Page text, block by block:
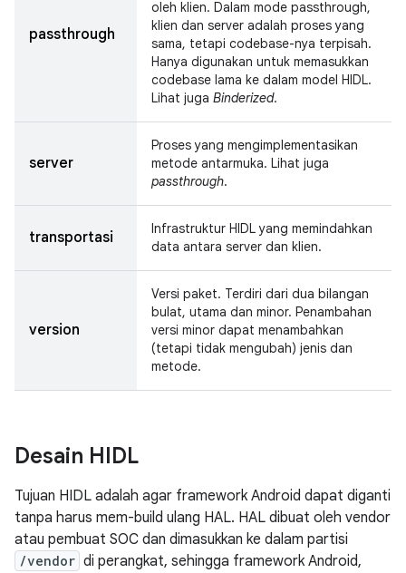
passthrough
oleh klien. Dalam mode passthrough,
klien dan server adalah proses yang
sama, tetapi codebase-nya terpisah.
Hanya digunakan untuk memasukkan
codebase lama ke dalam model HIDL.
Lihat juga Binderized.
server
Proses yang mengimplementasikan
metode antarmuka. Lihat juga
passthrough.
transportasi
Infrastruktur HIDL yang memindahkan
data antara server dan klien.
version
Versi paket. Terdiri dari dua bilangan
bulat, utama dan minor. Penambahan
versi minor dapat menambahkan
(tetapi tidak mengubah) jenis dan
metode.
Desain HIDL
Tujuan HIDL adalah agar framework Android dapat diganti
tanpa harus mem-build ulang HAL. HAL dibuat oleh vendor
atau pembuat SOC dan dimasukkan ke dalam partisi
/vendor di perangkat, sehingga framework Android,